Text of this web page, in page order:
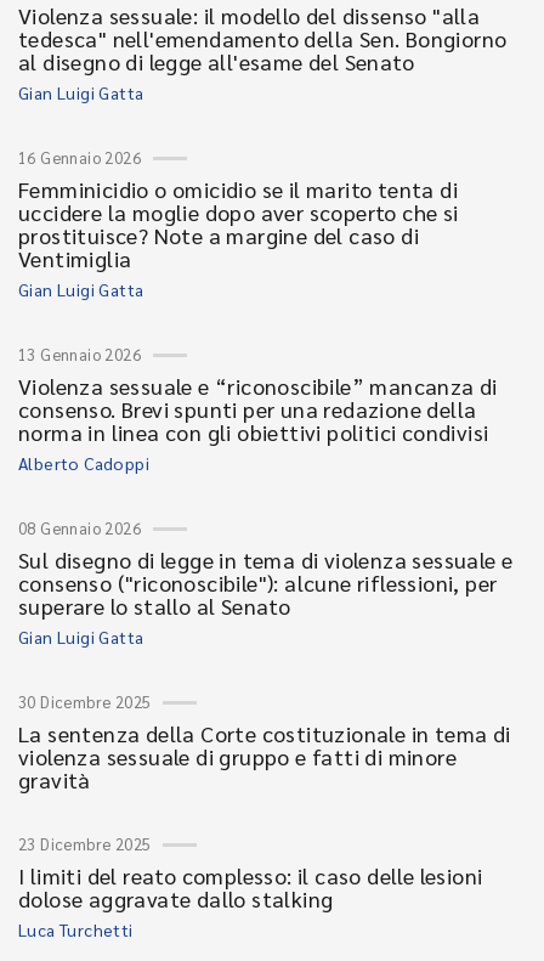
Violenza sessuale: il modello del dissenso "alla
tedesca" nell'emendamento della Sen. Bongiorno
al disegno di legge all'esame del Senato
Gian Luigi Gatta
16 Gennaio 2026
Femminicidio o omicidio se il marito tenta di
uccidere la moglie dopo aver scoperto che si
prostituisce? Note a margine del caso di
Ventimiglia
Gian Luigi Gatta
13 Gennaio 2026
Violenza sessuale e “riconoscibile” mancanza di
consenso. Brevi spunti per una redazione della
norma in linea con gli obiettivi politici condivisi
Alberto Cadoppi
08 Gennaio 2026
Sul disegno di legge in tema di violenza sessuale e
consenso ("riconoscibile"): alcune riflessioni, per
superare lo stallo al Senato
Gian Luigi Gatta
30 Dicembre 2025
La sentenza della Corte costituzionale in tema di
violenza sessuale di gruppo e fatti di minore
gravità
23 Dicembre 2025
I limiti del reato complesso: il caso delle lesioni
dolose aggravate dallo stalking
Luca Turchetti